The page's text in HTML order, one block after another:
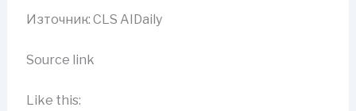
Източник: CLS AIDaily
Source link
Like this: